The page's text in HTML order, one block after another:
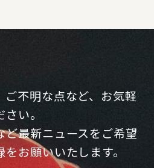
ご不明な点など、お気軽
い。
ど最新ニュースをご希望
お願いいたします。